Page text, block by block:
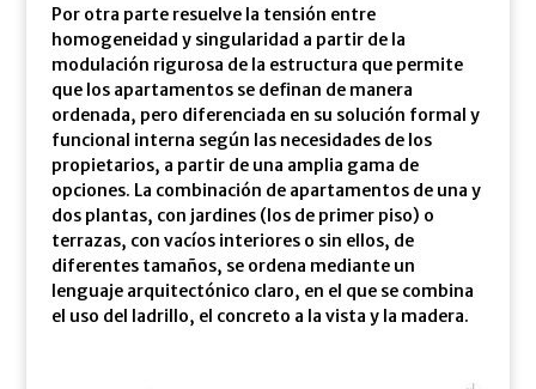
Por otra parte resuelve la tensión entre
homogeneidad y singularidad a partir de la
modulación rigurosa de la estructura que permite
que los apartamentos se definan de manera
ordenada, pero diferenciada en su solución formal y
funcional interna según las necesidades de los
propietarios, a partir de una amplia gama de
opciones. La combinación de apartamentos de una y
dos plantas, con jardines (los de primer piso) o
terrazas, con vacíos interiores o sin ellos, de
diferentes tamaños, se ordena mediante un
lenguaje arquitectónico claro, en el que se combina
el uso del ladrillo, el concreto a la vista y la madera.